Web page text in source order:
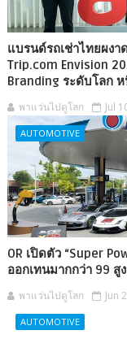
แบรนด์รถเช่าไทยผงา
Trip.com Envision
Branding ระดับโลก ห
พาแว่นไปดูโลก Jul
AUTOMOTIVE
OR เปิดตัว “Super
ออกเทนมากกว่า 99 สู
พาแว่นไปดูโลก Jun
AUTOMOTIVE